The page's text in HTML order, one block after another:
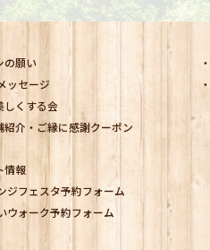
の願い
ッセージ
しくする会
紹介・ご縁に感謝クーポン
情報
ジフェスタ予約フォーム
ウォーク予約フォーム